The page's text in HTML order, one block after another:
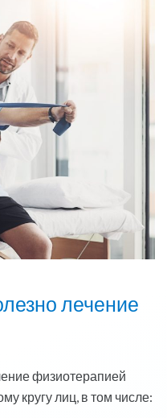
лечение
физиотерапией
кругу лиц, в том числе: